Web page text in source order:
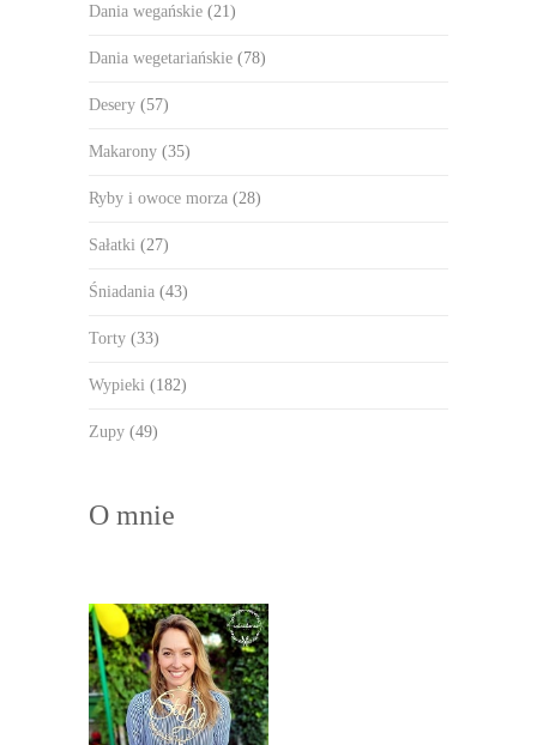
Dania wegańskie (21)
Dania wegetariańskie (78)
Desery (57)
Makarony (35)
Ryby i owoce morza (28)
Sałatki (27)
Śniadania (43)
Torty (33)
Wypieki (182)
Zupy (49)
O mnie